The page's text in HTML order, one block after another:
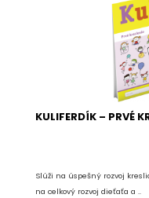
KULIFERDÍK – PRVÉ
Slúži na úspešný rozvoj
na celkový rozvoj dieťaťa a ..